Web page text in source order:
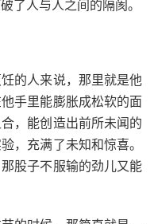
了人与人之间的隔阂。
的人来说，那里就是他
手里能膨胀成松软的面
，能创造出前所未闻的
，充满了未知和惊喜。
股子不服输的劲儿又能